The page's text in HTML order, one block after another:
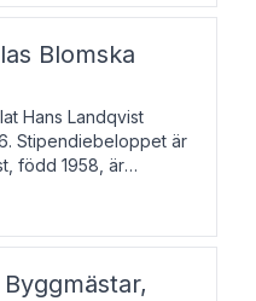
Blomska
Hans Landqvist
Stipendiebeloppet är
född 1958, är
universitet. Han
Författn